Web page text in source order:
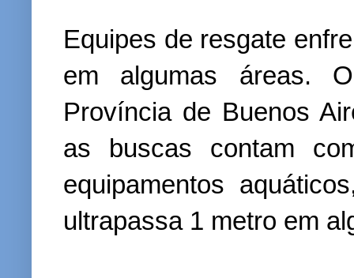
Equipes de resgate
em algumas áreas.
Província de Buenos
as buscas contam
equipamentos
ultrapassa 1 metro em